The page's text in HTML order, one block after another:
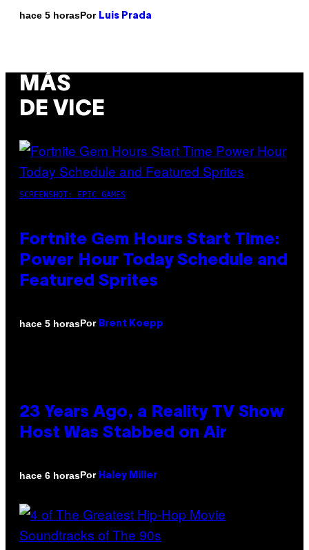
hace 5 horasPor Luis Prada
MÁS
DE VICE
SCREENSHOT: EPIC GAMES
Fortnite Gem Hours Start Time:
Power Hour Today Schedule and
Featured Sprites
hace 5 horasPor Brent Koepp
23 Years Ago, a Reality TV Show
Host Was Stabbed on Air
hace 6 horasPor Haley Miller